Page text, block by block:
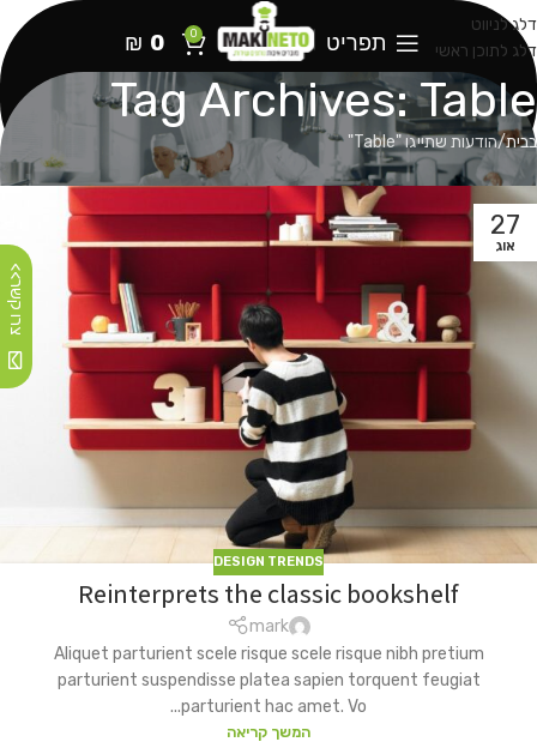
דלג לניווט
דלג לתוכן ראשי
תפריט 0
₪ 0
Tag Archives: Table
בבית הודעות שתייגו "Table"
27
אוג
DESIGN TRENDS
Reinterprets the classic bookshelf
mark
Aliquet parturient scele risque scele risque nibh pretium
parturient suspendisse platea sapien torquent feugiat
parturient hac amet. Vo...
המשך קריאה
צרו קשר>>